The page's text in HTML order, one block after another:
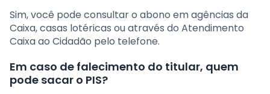
Sim, você pode consultar o abono em agências da
Caixa, casas lotéricas ou através do Atendimento
Caixa ao Cidadão pelo telefone.
Em caso de falecimento do titular, quem
pode sacar o PIS?